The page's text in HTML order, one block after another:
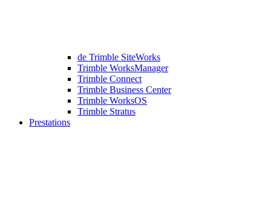
de Trimble SiteWorks
Trimble WorksManager
Trimble Connect
Trimble Business Center
Trimble WorksOS
Trimble Stratus
Prestations